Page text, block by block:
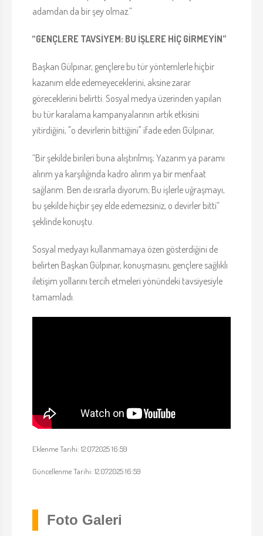
adamdan da bir şey olmaz.”
“GENÇLERE TAVSİYEM: BU İŞLERE HİÇ GİRMEYİN”
Başkan Gülpınar, gençlere bu tür yöntemlerle hiçbir
kazanım elde edemeyeceklerini, aksine zarar
göreceklerini belirtti. Sosyal medya üzerinden yapılan
bu tür karalama kampanyalarının artık etkisini
yitirdiğini, "o devirlerin bittiğini" ifade eden Gülpınar,
“Bir şekilde birileri buna alıştırılmış; Yazarım ya paramı
alırım ya karşılığında kadro alırım ya bir menfaat
sağlarım. Ben de ısrarla diyorum; Bu işlerle uğraşmayı,
bu şekilde hiçbir şey elde edemezsiniz, o devirler bitti”
şeklinde konuştu.
Sosyal medyayı kullanmamaya özen gösterdiğini de
belirten Başkan Gülpınar, konuşmasını, gençlere sağlıklı
iletişim yollarını tercih etmeleri yönündeki tavsiyesiyle
tamamladı.
Eklenme Tarihi: 12.07.2025 16:59
Güncellenme Tarihi: 12.07.2025 16:59
Foto Galeri